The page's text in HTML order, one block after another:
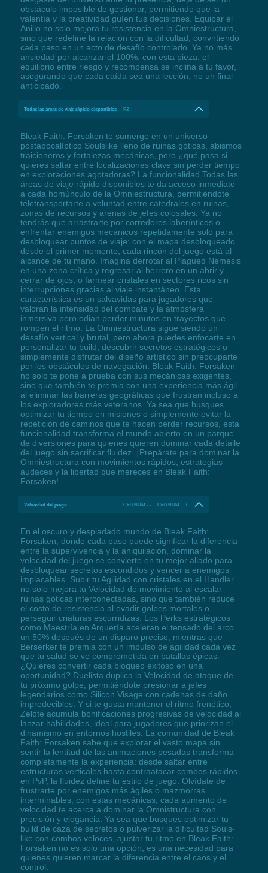
obstáculo imposible de gestionar, permitiendo que la
valentía y la creatividad guíen tus decisiones. Equipar el
Anillo no solo mejora tu resistencia en la Omniestructura,
sino que redefine la relación con la dificultad, convirtiendo
cada paso en un acto de desafío controlado. Ya no más
ansiedad por alcanzar el 100%: con esta pieza, el
equilibrio entre riesgo y recompensa se inclina a tu favor,
asegurando que cada caída sea una lección, no un final
anticipado.
Todas las áreas de viaje rápido disponibles F2
Bleak Faith: Forsaken te sumerge en un universo
postapocalíptico Soulslike lleno de ruinas góticas, abismos
traicioneros y fortalezas mecánicas, pero ¿qué pasa si
quieres saltar entre localizaciones clave sin perder tiempo
en exploraciones agotadoras? La funcionalidad Todas las
áreas de viaje rápido disponibles te da acceso inmediato
a cada homúnculo de la Omniestructura, permitiéndote
teletransportarte a voluntad entre catedrales en ruinas,
zonas de recursos y arenas de jefes colosales. Ya no
tendrás que arrastrarte por corredores laberínticos o
enfrentar enemigos mecánicos repetidamente solo para
desbloquear puntos de viaje: con el mapa desbloqueado
desde el primer momento, cada rincón del juego está al
alcance de tu mano. Imagina derrotar al Plagued Nemesis
en una zona crítica y regresar al herrero en un abrir y
cerrar de ojos, o farmear cristales en sectores ricos sin
interrupciones gracias al viaje instantáneo. Esta
característica es un salvavidas para jugadores que
valoran la intensidad del combate y la atmósfera
inmersiva pero odian perder minutos en trayectos que
rompen el ritmo. La Omniestructura sigue siendo un
desafío vertical y brutal, pero ahora puedes enfocarte en
personalizar tu build, descubrir secretos estratégicos o
simplemente disfrutar del diseño artístico sin preocuparte
por los obstáculos de navegación. Bleak Faith: Forsaken
no solo te pone a prueba con sus mecánicas exigentes,
sino que también te premia con una experiencia más ágil
al eliminar las barreras geográficas que frustran incluso a
los exploradores más veteranos. Ya sea que busques
optimizar tu tiempo en misiones o simplemente evitar la
repetición de caminos que te hacen perder recursos, esta
funcionalidad transforma el mundo abierto en un parque
de diversiones para quienes quieren dominar cada detalle
del juego sin sacrificar fluidez. ¡Prepárate para dominar la
Omniestructura con movimientos rápidos, estrategias
audaces y la libertad que mereces en Bleak Faith:
Forsaken!
Velocidad del juego Ctrl+NUM - - Ctrl+NUM + +
En el oscuro y despiadado mundo de Bleak Faith:
Forsaken, donde cada paso puede significar la diferencia
entre la supervivencia y la aniquilación, dominar la
velocidad del juego se convierte en tu mejor aliado para
desbloquear secretos escondidos y vencer a enemigos
implacables. Subir tu Agilidad con cristales en el Handler
no solo mejora tu Velocidad de movimiento al escalar
ruinas góticas interconectadas, sino que también reduce
el costo de resistencia al evadir golpes mortales o
perseguir criaturas escurridizas. Los Perks estratégicos
como Maestría en Arquería aceleran el tensado del arco
un 50% después de un disparo preciso, mientras que
Berserker te premia con un impulso de agilidad cada vez
que tu salud se ve comprometida en batallas épicas.
¿Quieres convertir cada bloqueo exitoso en una
oportunidad? Duelista duplica la Velocidad de ataque de
tu próximo golpe, permitiéndote presionar a jefes
legendarios como Silicon Visage con cadenas de daño
impredecibles. Y si te gusta mantener el ritmo frenético,
Zelote acumula bonificaciones progresivas de velocidad al
lanzar habilidades, ideal para jugadores que priorizan el
dinamismo en entornos hostiles. La comunidad de Bleak
Faith: Forsaken sabe que explorar el vasto mapa sin
sentir la lentitud de las animaciones pesadas transforma
completamente la experiencia: desde saltar entre
estructuras verticales hasta contraatacar combos rápidos
en PvP, la fluidez define tu estilo de juego. Olvídate de
frustrarte por enemigos más ágiles o mazmorras
interminables; con estas mecánicas, cada aumento de
velocidad te acerca a dominar la Omnistructura con
precisión y elegancia. Ya sea que busques optimizar tu
build de caza de secretos o pulverizar la dificultad Souls-
like con combos veloces, ajustar tu ritmo en Bleak Faith:
Forsaken no es solo una opción, es una necesidad para
quienes quieren marcar la diferencia entre el caos y el
control.